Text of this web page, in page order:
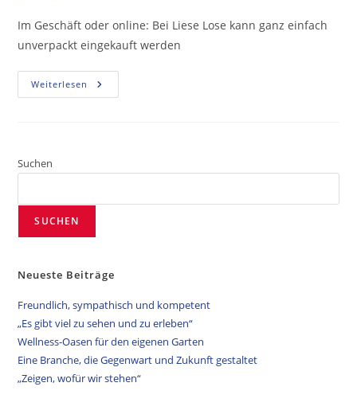
Im Geschäft oder online: Bei Liese Lose kann ganz einfach
unverpackt eingekauft werden
Weiterlesen
Suchen
SUCHEN
Neueste Beiträge
Freundlich, sympathisch und kompetent
„Es gibt viel zu sehen und zu erleben“
Wellness-Oasen für den eigenen Garten
Eine Branche, die Gegenwart und Zukunft gestaltet
„Zeigen, wofür wir stehen“